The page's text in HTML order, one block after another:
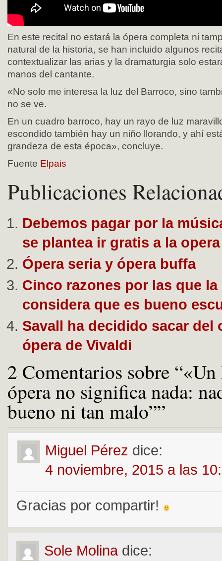
En este recital no estará la ópera completa ni
natural de la historia, se han incluido algunos
contextualizar las arias y la dramaturgia solo
manos del cantante.
«No solo me interesa la luz del Barroco, sino
no se ve.
En un cuadro barroco, hay un rayo de luz
escondido también hay un niño llorando, y ahí
grandeza de esta época», concluye.
Fuente Elpais
Publicaciones
Debemos pagar por la
se plantea ir gratis a la opera
Ópera seria y ópera buffa
Cinco razones por las que la
considera que es bueno
Savall ha decidido sacar del
ópera de Vivaldi
2 Comentarios sobre “«Un
ópera no significa nada:
bueno ni tan malo””
Miguel Pérez dice:
4 noviembre, 2015 a las
Gracias por compartir!
Sole Molina dice: